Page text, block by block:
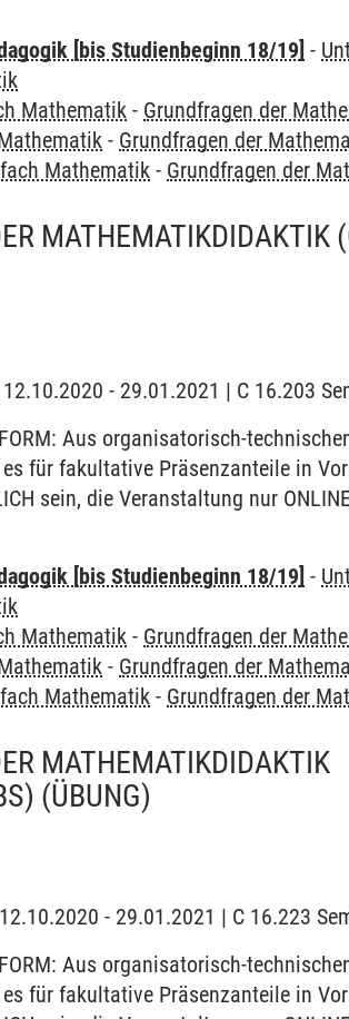
[bis Studienbeginn 18/19] -
Mathematik - Grundfragen der
- Grundfragen der
Mathematik - Grundfragen der
MATHEMATIKDIDAKTIK
- 29.01.2021 | C 16.203
Aus organisatorisch-
für fakultative Präsenzanteile in
sein, die Veranstaltung nur
[bis Studienbeginn 18/19] -
Mathematik - Grundfragen der
- Grundfragen der
Mathematik - Grundfragen der
MATHEMATIKDIDAKTIK
(ÜBUNG)
- 29.01.2021 | C 16.223
Aus organisatorisch-
für fakultative Präsenzanteile in